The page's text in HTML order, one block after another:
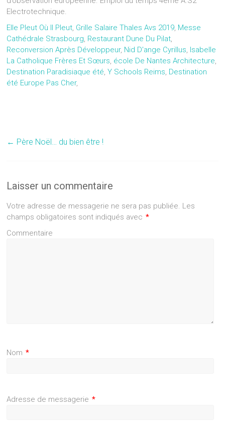
Electrotechnique.
Elle Pleut Où Il Pleut, Grille Salaire Thales Avs 2019, Messe
Cathédrale Strasbourg, Restaurant Dune Du Pilat,
Reconversion Après Développeur, Nid D'ange Cyrillus, Isabelle
La Catholique Frères Et Sœurs, école De Nantes Architecture,
Destination Paradisiaque été,Y Schools Reims, Destination
été Europe Pas Cher,
← Père Noël… du bien être !
Laisser un commentaire
Votre adresse de messagerie ne sera pas publiée. Les
champs obligatoires sont indiqués avec *
Commentaire
Nom *
Adresse de messagerie *